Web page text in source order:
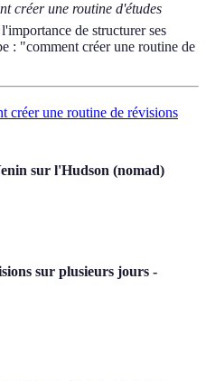
créer une routine d'études
de structurer ses
: "comment créer une routine de
créer une routine de révisions
sur l'Hudson (nomad)
sur plusieurs jours -